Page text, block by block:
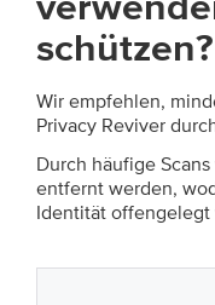
schützen?
Wir empfehlen,
Privacy Reviver
Durch häufige
entfernt werden,
Identität offengelegt